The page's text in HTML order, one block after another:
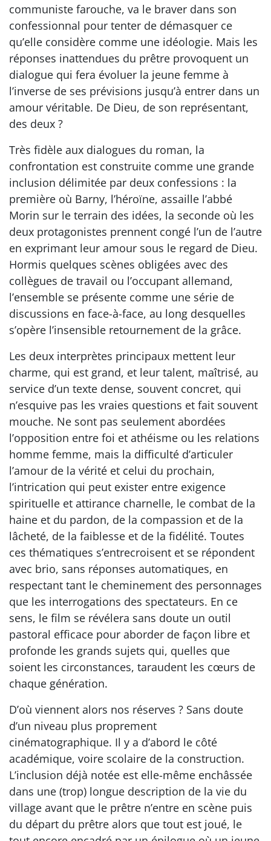
communiste farouche, va le braver dans son
confessionnal pour tenter de démasquer ce
qu’elle considère comme une idéologie. Mais les
réponses inattendues du prêtre provoquent un
dialogue qui fera évoluer la jeune femme à
l’inverse de ses prévisions jusqu’à entrer dans un
amour véritable. De Dieu, de son représentant,
des deux ?
Très fidèle aux dialogues du roman, la
confrontation est construite comme une grande
inclusion délimitée par deux confessions : la
première où Barny, l’héroïne, assaille l’abbé
Morin sur le terrain des idées, la seconde où les
deux protagonistes prennent congé l’un de l’autre
en exprimant leur amour sous le regard de Dieu.
Hormis quelques scènes obligées avec des
collègues de travail ou l’occupant allemand,
l’ensemble se présente comme une série de
discussions en face-à-face, au long desquelles
s’opère l’insensible retournement de la grâce.
Les deux interprètes principaux mettent leur
charme, qui est grand, et leur talent, maîtrisé, au
service d’un texte dense, souvent concret, qui
n’esquive pas les vraies questions et fait souvent
mouche. Ne sont pas seulement abordées
l’opposition entre foi et athéisme ou les relations
homme femme, mais la difficulté d’articuler
l’amour de la vérité et celui du prochain,
l’intrication qui peut exister entre exigence
spirituelle et attirance charnelle, le combat de la
haine et du pardon, de la compassion et de la
lâcheté, de la faiblesse et de la fidélité. Toutes
ces thématiques s’entrecroisent et se répondent
avec brio, sans réponses automatiques, en
respectant tant le cheminement des personnages
que les interrogations des spectateurs. En ce
sens, le film se révélera sans doute un outil
pastoral efficace pour aborder de façon libre et
profonde les grands sujets qui, quelles que
soient les circonstances, taraudent les cœurs de
chaque génération.
D’où viennent alors nos réserves ? Sans doute
d’un niveau plus proprement
cinématographique. Il y a d’abord le côté
académique, voire scolaire de la construction.
L’inclusion déjà notée est elle-même enchâssée
dans une (trop) longue description de la vie du
village avant que le prêtre n’entre en scène puis
du départ du prêtre alors que tout est joué, le